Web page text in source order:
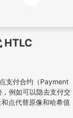
HTLC
支付合约（Payment
例如可以隐去支付交
点代替原像和哈希值